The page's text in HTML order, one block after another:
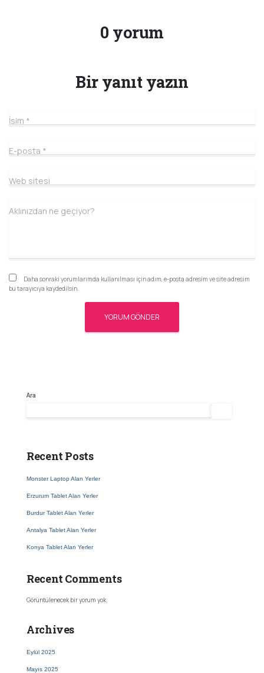
0 yorum
Bir yanıt yazın
İsim *
E-posta *
Web sitesi
Aklınızdan ne geçiyor?
Daha sonraki yorumlarımda kullanılması için adım, e-posta adresim ve site adresim
bu tarayıcıya kaydedilsin.
Ara
Recent Posts
Monster Laptop Alan Yerler
Erzurum Tablet Alan Yerler
Burdur Tablet Alan Yerler
Antalya Tablet Alan Yerler
Konya Tablet Alan Yerler
Recent Comments
Görüntülenecek bir yorum yok.
Archives
Eylül 2025
Mayıs 2025